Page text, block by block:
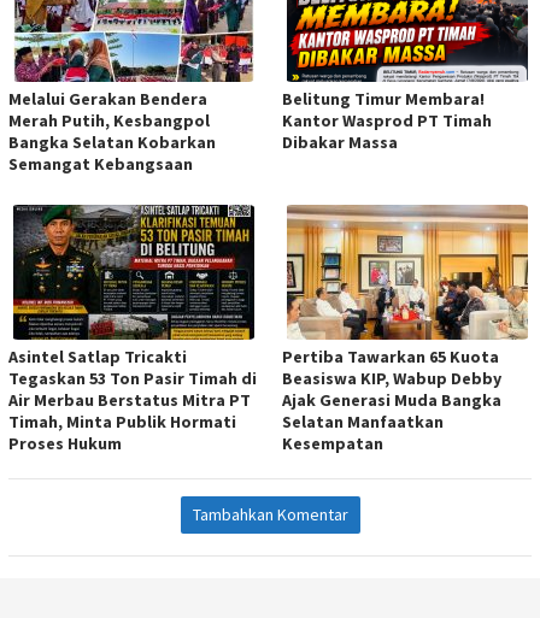
Melalui Gerakan Bendera
Merah Putih, Kesbangpol
Bangka Selatan Kobarkan
Semangat Kebangsaan
Belitung Timur Membara!
Kantor Wasprod PT Timah
Dibakar Massa
Asintel Satlap Tricakti
Tegaskan 53 Ton Pasir Timah di
Air Merbau Berstatus Mitra PT
Timah, Minta Publik Hormati
Proses Hukum
Pertiba Tawarkan 65 Kuota
Beasiswa KIP, Wabup Debby
Ajak Generasi Muda Bangka
Selatan Manfaatkan
Kesempatan
Tambahkan Komentar